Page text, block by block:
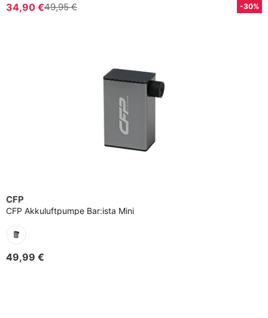
34,90 €49,95 € -30%
CFP
CFP Akkuluftpumpe Bar:ista Mini
49,99 €